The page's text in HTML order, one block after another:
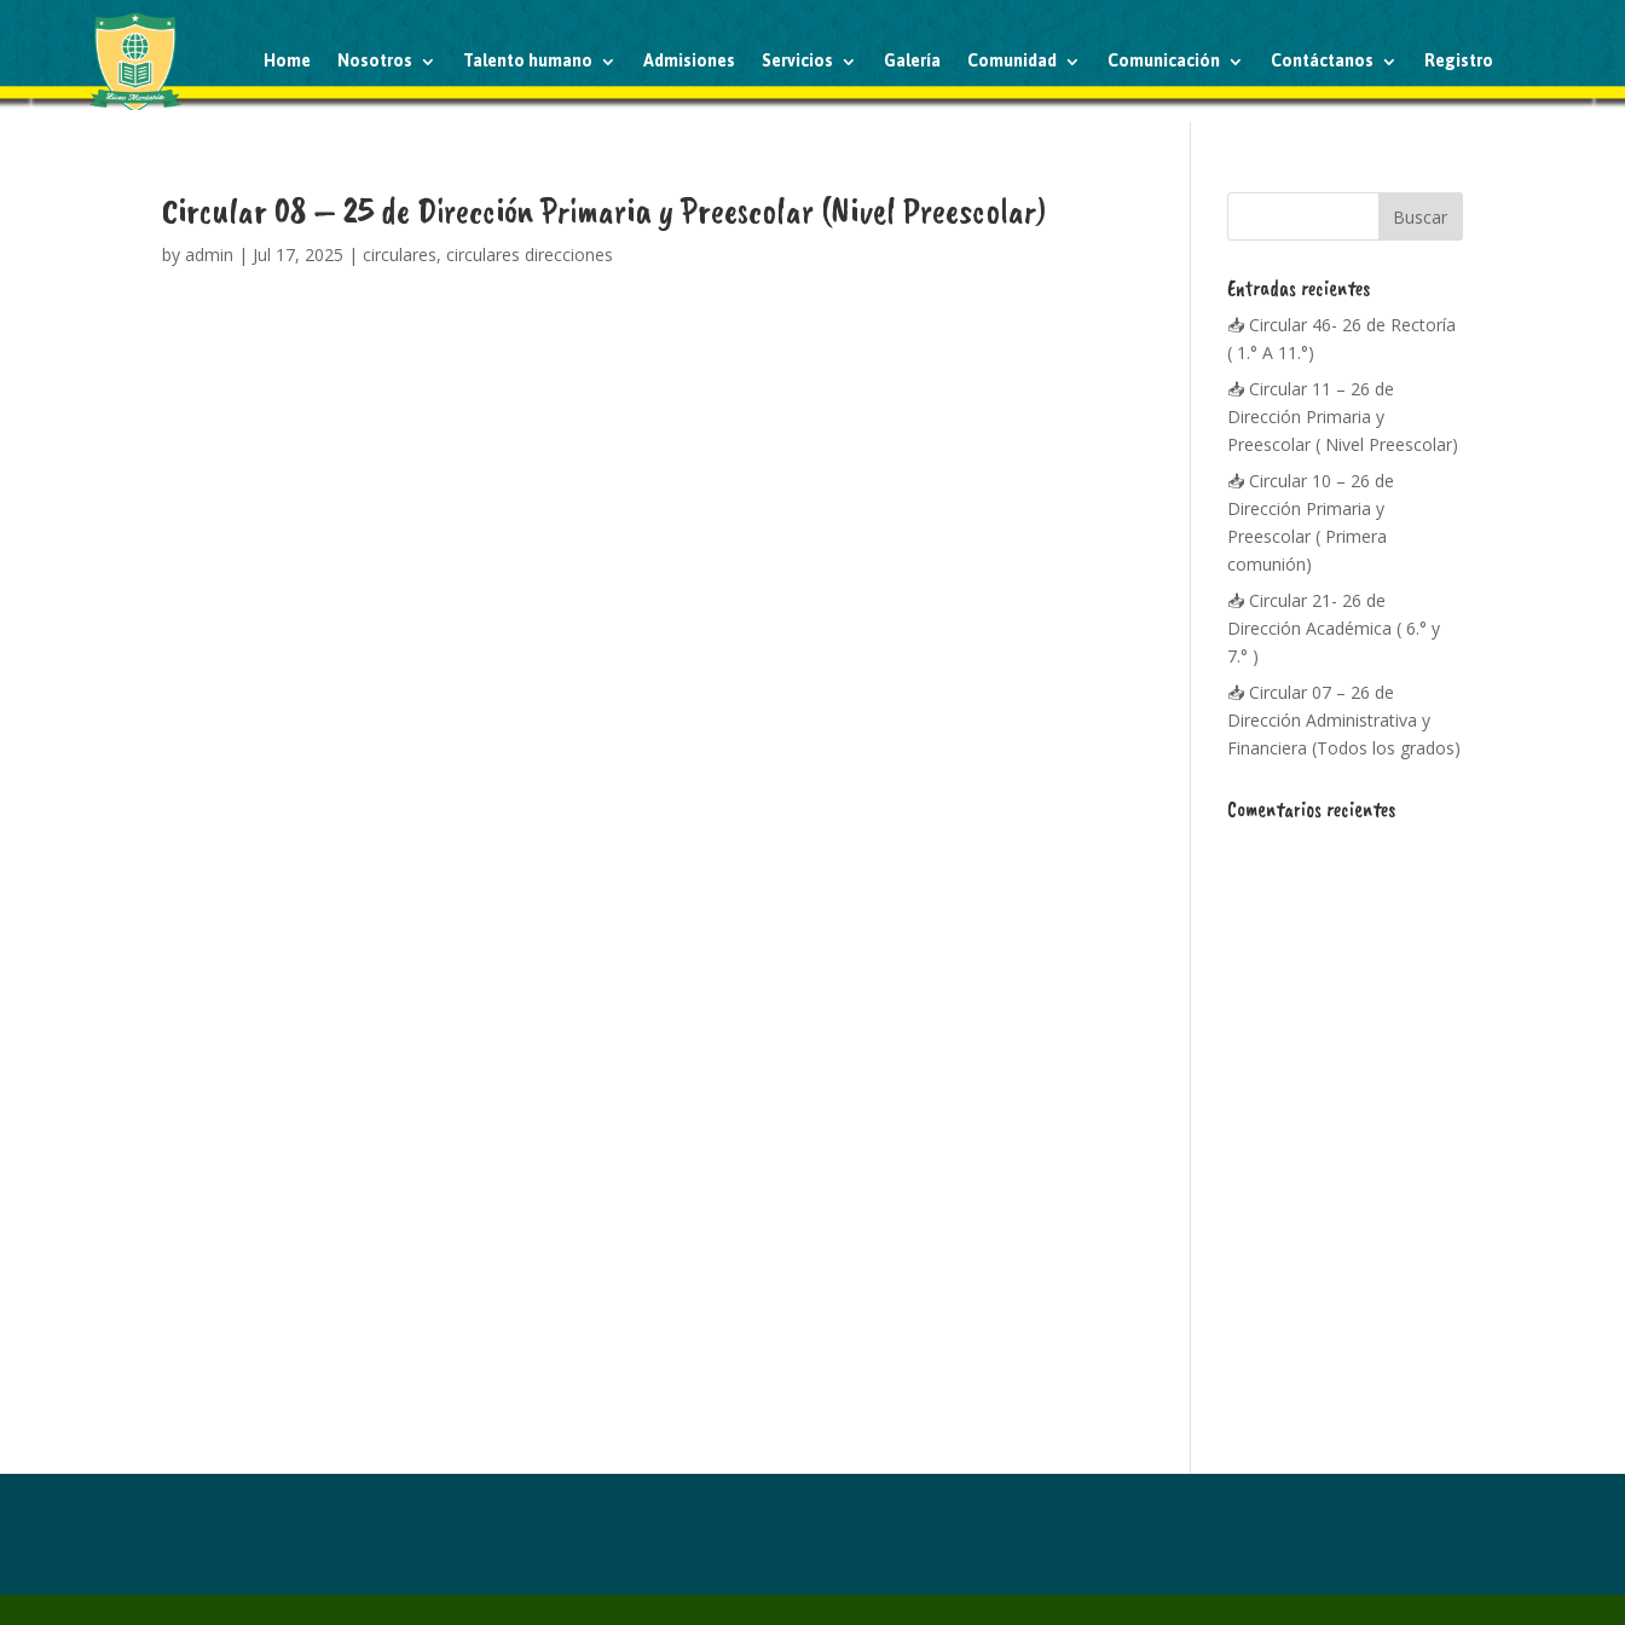
Home Nosotros Talento humano Admisiones Servicios Galería Comunidad Comunicación Contáctanos Registro
Circular 08 – 25 de Dirección Primaria y Preescolar (Nivel Preescolar)
by admin | Jul 17, 2025 | circulares, circulares direcciones
Entradas recientes
📥 Circular 46- 26 de Rectoría
( 1.° A 11.°)
📥 Circular 11 – 26 de
Dirección Primaria y
Preescolar ( Nivel Preescolar)
📥 Circular 10 – 26 de
Dirección Primaria y
Preescolar ( Primera
comunión)
📥 Circular 21- 26 de
Dirección Académica ( 6.° y
7.° )
📥 Circular 07 – 26 de
Dirección Administrativa y
Financiera (Todos los grados)
Comentarios recientes